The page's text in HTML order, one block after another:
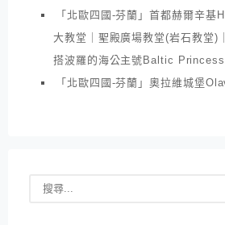
「北歐四國-芬蘭」首都赫爾辛基
大教堂｜聖殿廣場教堂(岩石教堂)
搭波羅的海公主號Baltic
「北歐四國-芬蘭」奧拉維城堡